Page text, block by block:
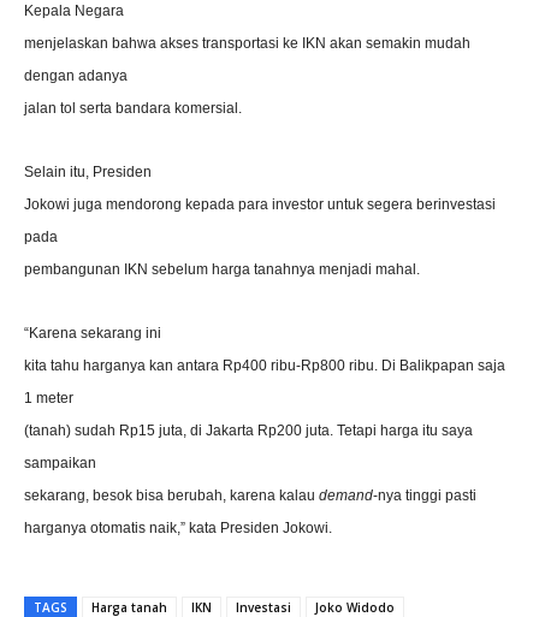
Kepala Negara
menjelaskan bahwa akses transportasi ke IKN akan semakin mudah
dengan adanya
jalan tol serta bandara komersial.
Selain itu, Presiden
Jokowi juga mendorong kepada para investor untuk segera berinvestasi
pada
pembangunan IKN sebelum harga tanahnya menjadi mahal.
“Karena sekarang ini
kita tahu harganya kan antara Rp400 ribu-Rp800 ribu. Di Balikpapan saja
1 meter
(tanah) sudah Rp15 juta, di Jakarta Rp200 juta. Tetapi harga itu saya
sampaikan
sekarang, besok bisa berubah, karena kalau demand-nya tinggi pasti
harganya otomatis naik,” kata Presiden Jokowi.
TAGS Harga tanah IKN Investasi
Joko Widodo